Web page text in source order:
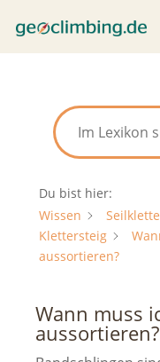
Du bist hier:
Wissen
Klettersteig
aussortieren?
Wann muss
aussortieren?